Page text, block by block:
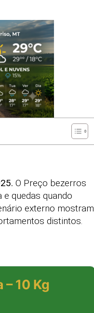
O Preço bezerros
quedas quando
externo mostram
distintos.
10 Kg